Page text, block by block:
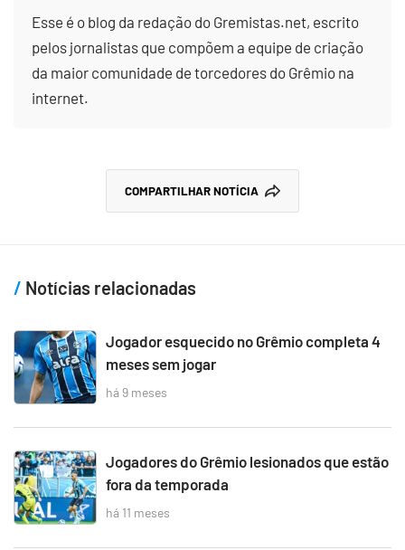
Esse é o blog da redação do Gremistas.net, escrito
pelos jornalistas que compõem a equipe de criação
da maior comunidade de torcedores do Grêmio na
internet.
COMPARTILHAR NOTÍCIA
Notícias relacionadas
Jogador esquecido no Grêmio completa 4
meses sem jogar
há 9 meses
Jogadores do Grêmio lesionados que estão
fora da temporada
há 11 meses